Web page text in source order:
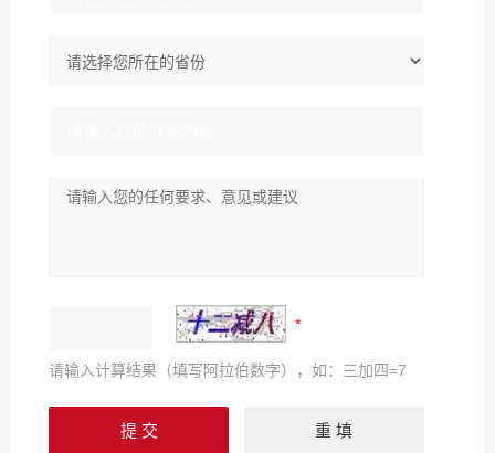
请输入计算结果（填写阿拉伯数字），如：三加四=7